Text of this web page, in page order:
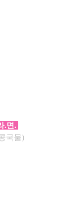
.면.
국물)